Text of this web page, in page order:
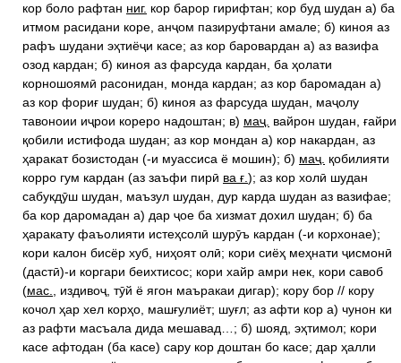
кор боло рафтан ниг. кор барор гирифтан; кор буд шудан а) ба
итмом расидани коре, анҷом пазируфтани амале; б) киноя аз
рафъ шудани эҳтиёҷи касе; аз кор баровардан а) аз вазифа
озод кардан; б) киноя аз фарсуда кардан, ба ҳолати
корношоямӣ расонидан, монда кардан; аз кор баромадан а)
аз кор фориғ шудан; б) киноя аз фарсуда шудан, маҷолу
тавоноии иҷрои кореро надоштан; в) маҷ. вайрон шудан, ғайри
қобили истифода шудан; аз кор мондан а) кор накардан, аз
ҳаракат бозистодан (-и муассиса ё мошин); б) маҷ. қобилияти
корро гум кардан (аз заъфи пирӣ ва ғ. ); аз кор холӣ шудан
сабукдӯш шудан, маъзул шудан, дур карда шудан аз вазифае;
ба кор даромадан а) дар ҷое ба хизмат дохил шудан; б) ба
ҳаракату фаъолияти истеҳсолӣ шурӯъ кардан (-и корхонае);
кори калон бисёр хуб, ниҳоят олӣ; кори сиёҳ меҳнати ҷисмонӣ
(дастӣ)-и коргари беихтисос; кори хайр амри нек, кори савоб
(мас.
, издивоҷ, тӯй ё ягон маъракаи дигар); кору бор // кору
кочол ҳар хел корҳо, машғулиёт; шуғл; аз афти кор а) чунон ки
аз рафти масъала дида мешавад…; б) шояд, эҳтимол; кори
касе афтодан (ба касе) сару кор доштан бо касе; дар ҳалли